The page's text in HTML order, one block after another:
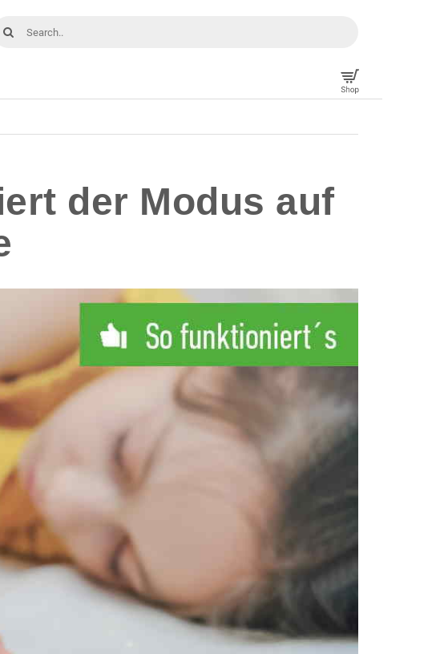
der Modus auf